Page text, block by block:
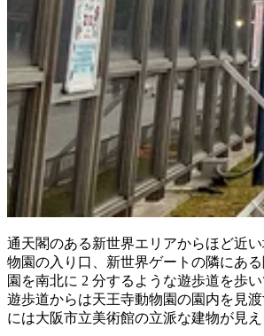
通天閣のある新世界エリアからほど近
物園の入り口、新世界ゲートの隣にあ
園を南北に 2 分するような遊歩道を歩
遊歩道からは天王寺動物園の園内を見
には大阪市立美術館の立派な建物が見え